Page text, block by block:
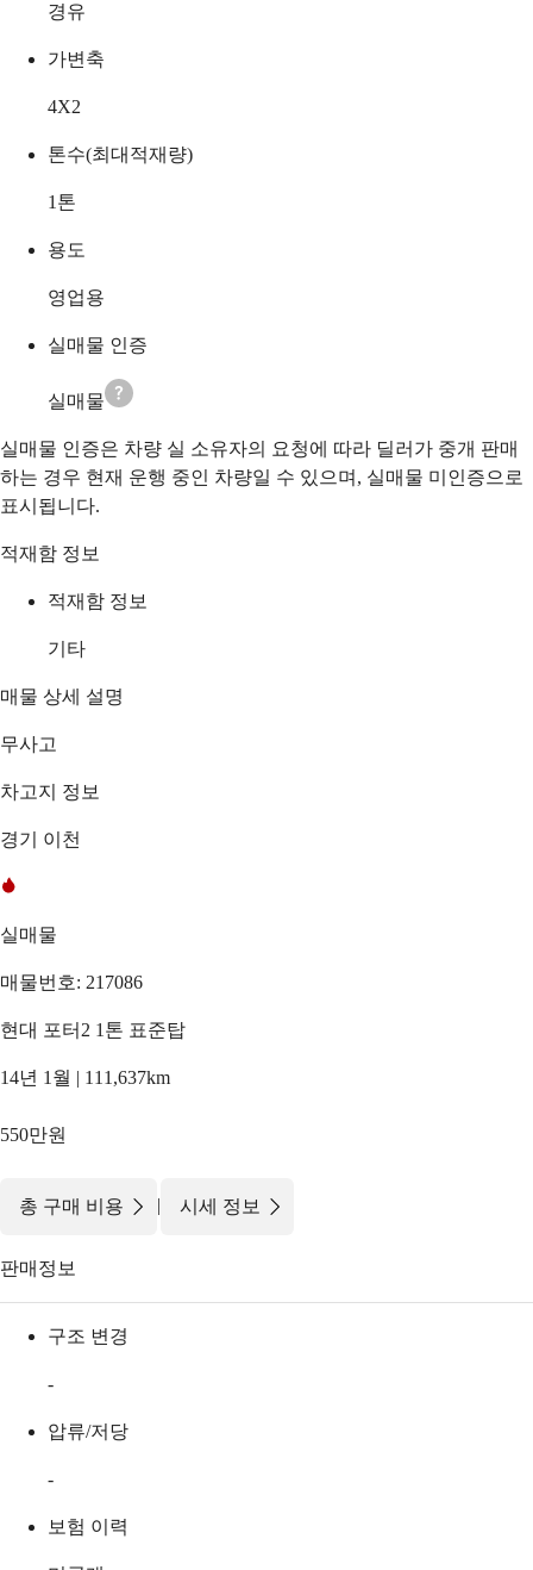
경유
가변축
4X2
톤수(최대적재량)
1 톤
용도
영업용
실매물 인증
실매물
실매물 인증은 차량 실 소유자의 요청에 따라 딜러가 중개 판매
하는 경우 현재 운행 중인 차량일 수 있으며, 실매물 미인증으로
표시됩니다.
적재함 정보
적재함 정보
기타
매물 상세 설명
무사고
차고지 정보
경기 이천
실매물
매물번호: 217086
현대 포터2 1톤 표준탑
14년 1월 | 111,637km
550만원
총 구매 비용 | 시세 정보
판매정보
구조 변경
-
압류/저당
-
보험 이력